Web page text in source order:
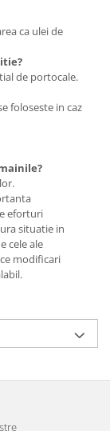
ca ulei de
de portocale.
foloseste in caz
eforturi
situatie in
cele ale
modificari